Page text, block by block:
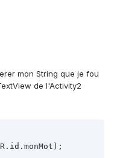
mon String que je fou
de l'Activity2